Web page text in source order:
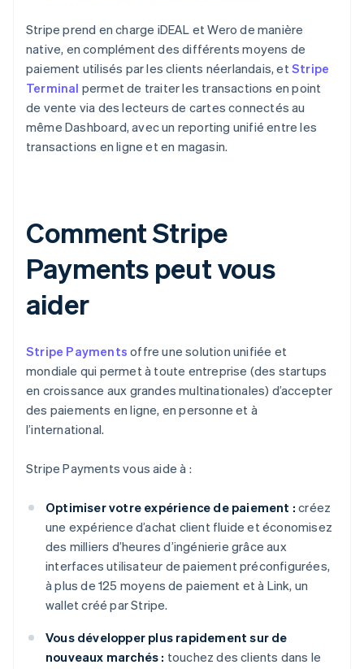
Stripe prend en charge iDEAL et Wero de manière
native, en complément des différents moyens de
paiement utilisés par les clients néerlandais, etStripe
Terminal permet de traiter les transactions en point
de vente via des lecteurs de cartes connectés au
même Dashboard, avec un reporting unifié entre les
transactions en ligne et en magasin.
Comment Stripe
Payments peut vous
aider
Stripe Payments offre une solution unifiée et
mondiale qui permet à toute entreprise (des startups
en croissance aux grandes multinationales) d’accepter
des paiements en ligne, en personne et à
l’international.
Stripe Payments vous aide à :
Optimiser votre expérience de paiement : créez
une expérience d’achat client fluide et économisez
des milliers d’heures d’ingénierie grâce aux
interfaces utilisateur de paiement préconfigurées,
à plus de 125 moyens de paiement et à Link, un
wallet créé par Stripe.
Vous développer plus rapidement sur de
nouveaux marchés : touchez des clients dans le